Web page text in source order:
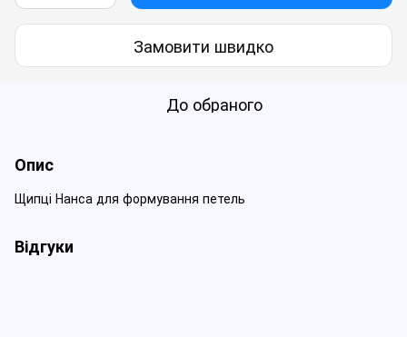
Замовити швидко
До обраного
Опис
Щипці Нанса для формування петель
Відгуки